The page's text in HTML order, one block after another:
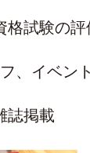
格試験の評
、イベン
誌掲載